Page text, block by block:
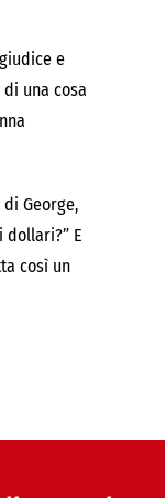
e
una cosa
George,
dollari?” E
così un